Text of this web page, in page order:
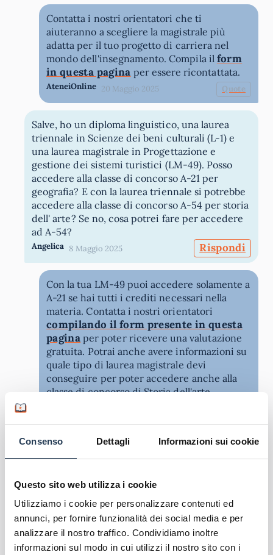
Consenso Dettagli Informazioni sui cookie
Questo sito web utilizza i cookie
Utilizziamo i cookie per personalizzare contenuti ed
annunci, per fornire funzionalità dei social media e per
analizzare il nostro traffico. Condividiamo inoltre
informazioni sul modo in cui utilizzi il nostro sito con i
Contatta i nostri orientatori che ti
aiuteranno a scegliere la magistrale più
adatta per il tuo progetto di carriera nel
mondo dell'insegnamento. Compila il form
in questa pagina per essere ricontattata.
AteneiOnline 20 Maggio 2025 Quote
Salve, ho un diploma linguistico, una laurea
triennale in Scienze dei beni culturali (L-1) e
una laurea magistrale in Progettazione e
gestione dei sistemi turistici (LM-49). Posso
accedere alla classe di concorso A-21 per
geografia? E con la laurea triennale si potrebbe
accedere alla classe di concorso A-54 per storia
dell' arte? Se no, cosa potrei fare per accedere
ad A-54?
Angelica 8 Maggio 2025 Rispondi
Con la tua LM-49 puoi accedere solamente a
A-21 se hai tutti i crediti necessari nella
materia. Contatta i nostri orientatori
compilando il form presente in questa
pagina per poter ricevere una valutazione
gratuita. Potrai anche avere informazioni su
quale tipo di laurea magistrale devi
conseguire per poter accedere anche alla
classe di concorso di Storia dell'arte.
Salve, vorrei sapere se posso accedere alla
classe di concorso A054 con Laurea Magistrale
studi di Bari Aldo Moro. Posseggo già 24 CFU
nel settore di Storia dell'arte, sono obbligata a
prendere anche CFU nel settore ICAR?
Cinzia B. 17 Aprile 2025 Rispondi